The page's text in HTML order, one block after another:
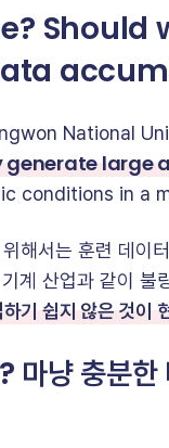
National
generate large
conditions in a
해서는 훈련 데이
계 산업과 같이 불
기 쉽지 않은 것이
마냥 충분